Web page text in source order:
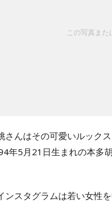
この写真ま
さんはその可愛いルック
年5月21日生まれの本多
ンスタグラムは若い女性